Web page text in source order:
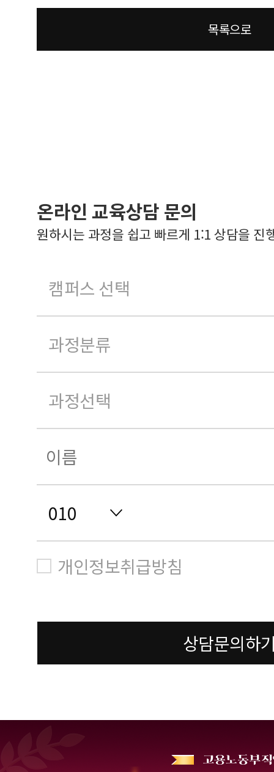
목록으로
온라인 교육상담 문의
원하시는 과정을 쉽고 빠르게 1:1 상담을 진
개인정보취급방침
상담문의하